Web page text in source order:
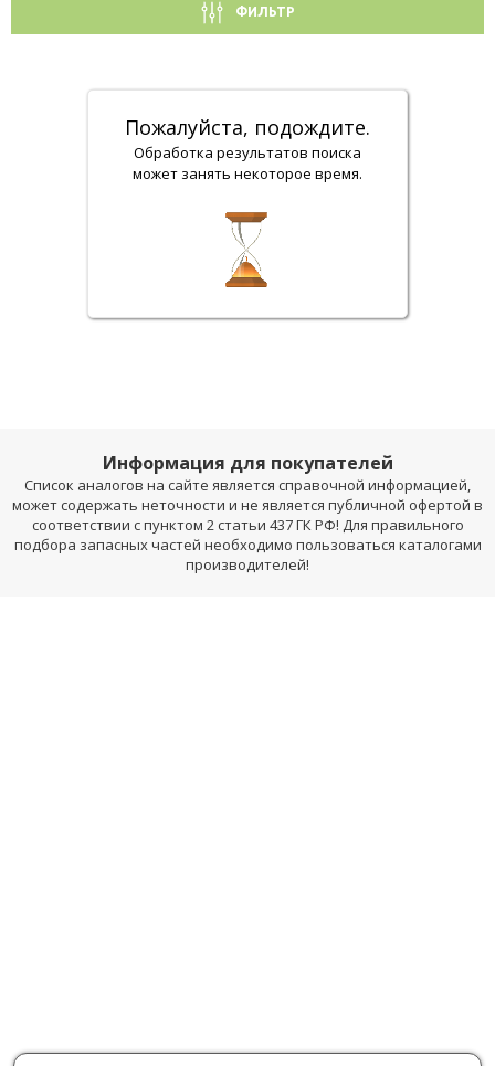
ФИЛЬТР
Пожалуйста, подождите.
Обработка результатов поиска
может занять некоторое время.
Информация для покупателей
Список аналогов на сайте является справочной информацией,
может содержать неточности и не является публичной офертой в
соответствии с пунктом 2 статьи 437 ГК РФ! Для правильного
подбора запасных частей необходимо пользоваться каталогами
производителей!